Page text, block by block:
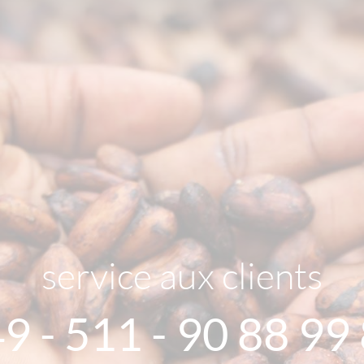
service aux clients
- 511 - 90 88 99